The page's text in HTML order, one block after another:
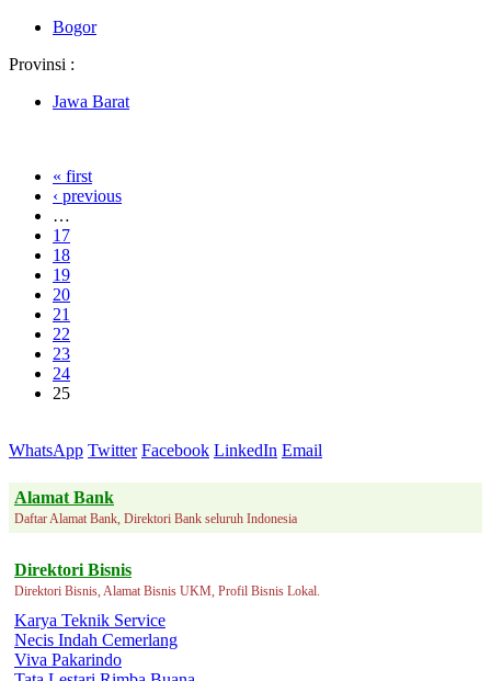
Bogor
Provinsi :
Jawa Barat
« first
‹ previous
…
17
18
19
20
21
22
23
24
25
WhatsApp Twitter Facebook LinkedIn Email
Alamat Bank
Daftar Alamat Bank, Direktori Bank seluruh Indonesia
Direktori Bisnis
Direktori Bisnis, Alamat Bisnis UKM, Profil Bisnis Lokal.
Karya Teknik Service
Necis Indah Cemerlang
Viva Pakarindo